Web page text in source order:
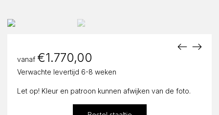
vanaf €1.770,00
Verwachte levertijd 6-8 weken
Let op! Kleur en patroon kunnen afwijken van de foto.